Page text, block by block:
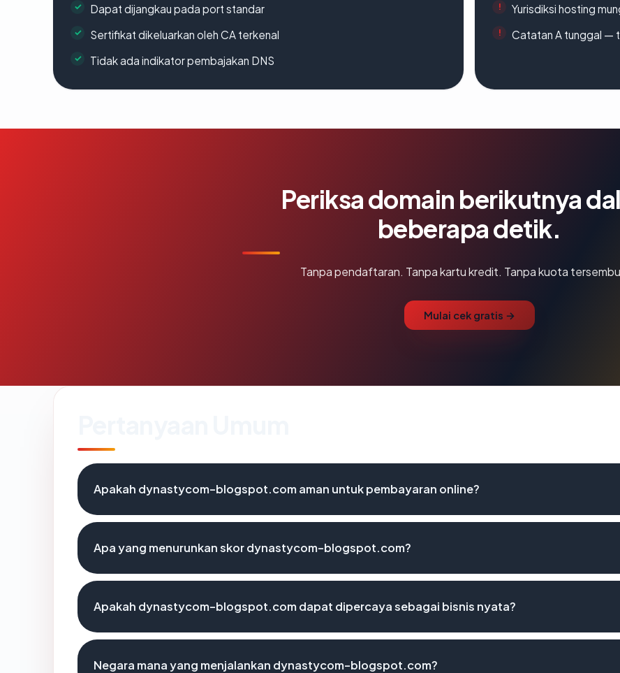
Dapat dijangkau pada port standar
Sertifikat dikeluarkan oleh CA terkenal
Tidak ada indikator pembajakan DNS
Yurisdiksi hosting
Catatan A tunggal —
Periksa domain berikutnya
beberapa detik.
Tanpa pendaftaran. Tanpa kartu kredit. Tanpa kuota
Mulai cek gratis →
Apakah dynastycom-blogspot.com aman untuk pembayaran online?
Apa yang menurunkan skor dynastycom-blogspot.com?
Apakah dynastycom-blogspot.com dapat dipercaya sebagai bisnis nyata?
Negara mana yang menjalankan dynastycom-blogspot.com?